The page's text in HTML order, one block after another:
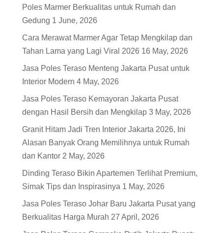
Poles Marmer Berkualitas untuk Rumah dan
Gedung 1 June, 2026
Cara Merawat Marmer Agar Tetap Mengkilap dan
Tahan Lama yang Lagi Viral 2026 16 May, 2026
Jasa Poles Teraso Menteng Jakarta Pusat untuk
Interior Modern 4 May, 2026
Jasa Poles Teraso Kemayoran Jakarta Pusat
dengan Hasil Bersih dan Mengkilap 3 May, 2026
Granit Hitam Jadi Tren Interior Jakarta 2026, Ini
Alasan Banyak Orang Memilihnya untuk Rumah
dan Kantor 2 May, 2026
Dinding Teraso Bikin Apartemen Terlihat Premium,
Simak Tips dan Inspirasinya 1 May, 2026
Jasa Poles Teraso Johar Baru Jakarta Pusat yang
Berkualitas Harga Murah 27 April, 2026